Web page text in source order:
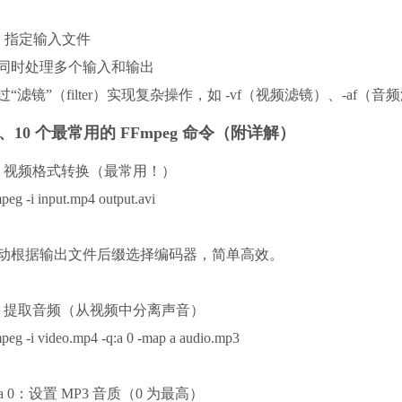
指定输入文件
时处理多个输入和输出
“滤镜”（filter）实现复杂操作，如 -vf（视频滤镜）、-af（音
10 个最常用的 FFmpeg 命令（附详解）
视频格式转换（最常用！）
-i input.mp4 output.avi
根据输出文件后缀选择编码器，简单高效。
提取音频（从视频中分离声音）
-i video.mp4 -q:a 0 -map a audio.mp3
0：设置 MP3 音质（0 为最高）